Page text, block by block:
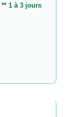
** 1 à 3 jours